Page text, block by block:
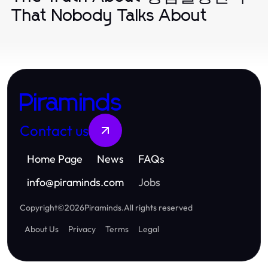
That Nobody Talks About
Piraminds
Contact us
Home Page News
FAQs
info@piraminds.com Jobs
Copyright©2026Piraminds.All rights reserved
About Us
Privacy Terms Legal